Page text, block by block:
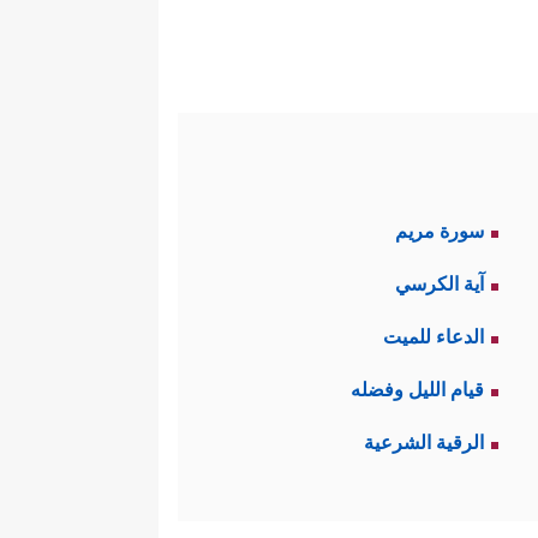
ٱلۡمُرۡسَلِینَ﴾
هلك بالصَّيحَة، وفي وقت
سورة مريم
آية الكرسي
الدعاء للميت
قيام الليل وفضله
الرقية الشرعية